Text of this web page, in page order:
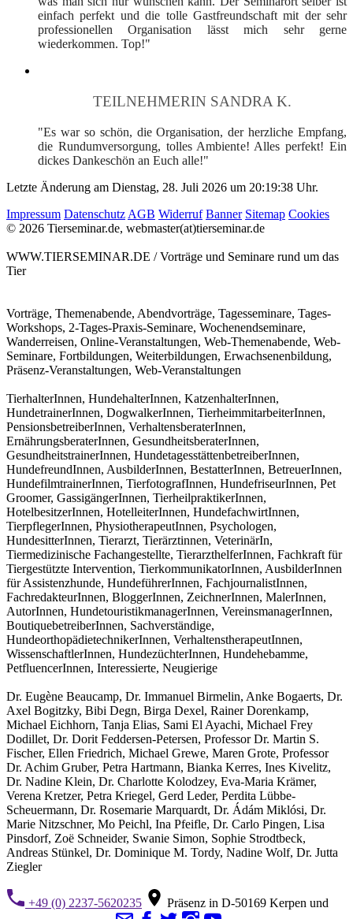
einfach perfekt und die tolle Gastfreundschaft mit der sehr
professionellen Organisation lässt mich sehr gerne
wiederkommen. Top!"
TEILNEHMERIN SANDRA K.
"Es war so schön, die Organisation, der herzliche Empfang,
die Rundumversorgung, tolles Ambiente! Alles perfekt! Ein
dickes Dankeschön an Euch alle!"
Letzte Änderung am Dienstag, 28. Juli 2026 um 20:19:38 Uhr.
Impressum DatenschutzAGB Widerruf Banner Sitemap Cookies
© 2026 Tierseminar.de, webmaster(at)tierseminar.de
WWW.TIERSEMINAR.DE / Vorträge und Seminare rund um das
Tier
Vorträge, Themenabende, Abendvorträge, Tagesseminare, Tages-
Workshops, 2-Tages-Praxis-Seminare, Wochenendseminare,
Wanderreisen, Online-Veranstaltungen, Web-Themenabende, Web-
Seminare, Fortbildungen, Weiterbildungen, Erwachsenenbildung,
Präsenz-Veranstaltungen, Web-Veranstaltungen
TierhalterInnen, HundehalterInnen, KatzenhalterInnen,
HundetrainerInnen, DogwalkerInnen, TierheimmitarbeiterInnen,
PensionsbetreiberInnen, VerhaltensberaterInnen,
ErnährungsberaterInnen, GesundheitsberaterInnen,
GesundheitstrainerInnen, HundetagesstättenbetreiberInnen,
HundefreundInnen, AusbilderInnen, BestatterInnen, BetreuerInnen,
HundefilmtrainerInnen, TierfotografInnen, HundefriseurInnen, Pet
Groomer, GassigängerInnen, TierheilpraktikerInnen,
HotelbesitzerInnen, HotelleiterInnen, HundefachwirtInnen,
TierpflegerInnen, PhysiotherapeutInnen, Psychologen,
HundesitterInnen, Tierarzt, Tierärztinnen, VeterinärIn,
Tiermedizinische Fachangestellte, TierarzthelferInnen, Fachkraft für
Tiergestützte Intervention, TierkommunikatorInnen, AusbilderInnen
für Assistenzhunde, HundeführerInnen, FachjournalistInnen,
FachredakteurInnen, BloggerInnen, ZeichnerInnen, MalerInnen,
AutorInnen, HundetouristikmanagerInnen, VereinsmanagerInnen,
BoutiquebetreiberInnen, Sachverständige,
HundeorthopädietechnikerInnen, VerhaltenstherapeutInnen,
WissenschaftlerInnen, HundezüchterInnen, Hundehebamme,
PetfluencerInnen, Interessierte, Neugierige
Dr. Eugène Beaucamp, Dr. Immanuel Birmelin, Anke Bogaerts, Dr.
Axel Bogitzky, Bibi Degn, Birga Dexel, Rainer Dorenkamp,
Michael Eichhorn, Tanja Elias, Sami El Ayachi, Michael Frey
Dodillet, Dr. Dorit Feddersen-Petersen, Professor Dr. Martin S.
Fischer, Ellen Friedrich, Michael Grewe, Maren Grote, Professor
Dr. Achim Gruber, Petra Hartmann, Bianka Kerres, Ines Kivelitz,
Dr. Nadine Klein, Dr. Charlotte Kolodzey, Eva-Maria Krämer,
Verena Kretzer, Petra Kriegel, Gerd Leder, Perdita Lübbe-
Scheuermann, Dr. Rosemarie Marquardt, Dr. Ádám Miklósi, Dr.
Marie Nitzschner, Mo Peichl, Ina Pfeifle, Dr. Carlo Pingen, Lisa
Pinsdorf, Zoë Schneider, Swanie Simon, Sophie Strodtbeck,
Andreas Stünkel, Dr. Dominique M. Tordy, Nadine Wolf, Dr. Jutta
Ziegler
+49 (0) 2237-5620235
Präsenz in D-50169 Kerpen und